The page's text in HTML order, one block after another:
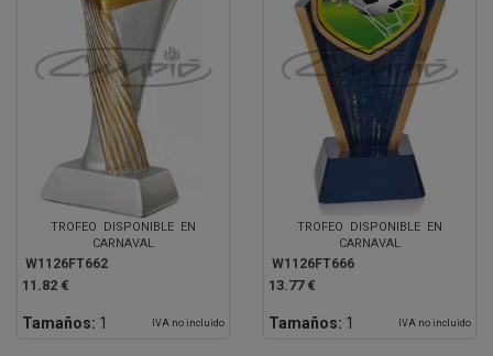
TROFEO DISPONIBLE EN
CARNAVAL
W1126FT662
11.82 €
Tamaños: 1 IVA no incluido
TROFEO DISPONIBLE EN
CARNAVAL
W1126FT666
13.77 €
Tamaños: 1 IVA no incluido